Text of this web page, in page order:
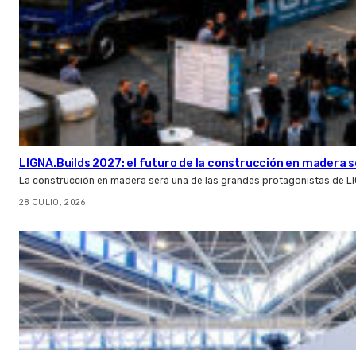
LIGNA.Builds 2027: el futuro de la construcción en madera
La construcción en madera será una de las grandes protagonistas de
28 JULIO, 2026